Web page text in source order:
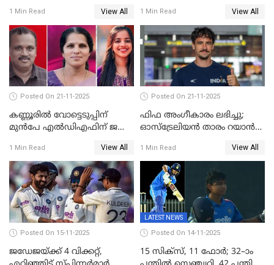
ലോകകപ്പിന്‍റെ മത്സരക്രമം
പ്രഖ്യാപിച്ചു
1 Min Read View All 1 Min Read View All
Posted On 21-11-2025
കണ്ണൂരിൽ വോട്ടെടുപ്പിന്
മുൻപേ എൽഡിഎഫിന് ജയം;
സ്ഥാനാർഥികളില്ല
1 Min Read View All
Posted On 21-11-2025
ഫിഫ അംഗീകാരം ലഭിച്ചു;
ഓസ്‌ട്രേലിയന്‍ താരം റയാന്‍
നീലക്കുപ്പായത്തില്‍ കളിക്കാം
1 Min Read View All
Posted On 15-11-2025
ജഡേജയ്ക്ക് 4 വിക്കറ്റ്,
LATEST NEWS
Posted On 14-11-2025
15 സിക്സ്, 11 ഫോർ; 32–ാം